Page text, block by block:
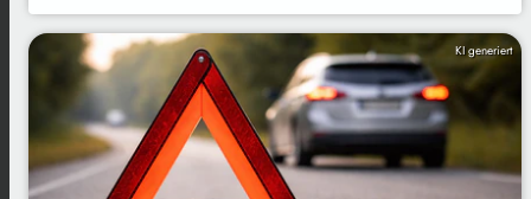
KI generiert